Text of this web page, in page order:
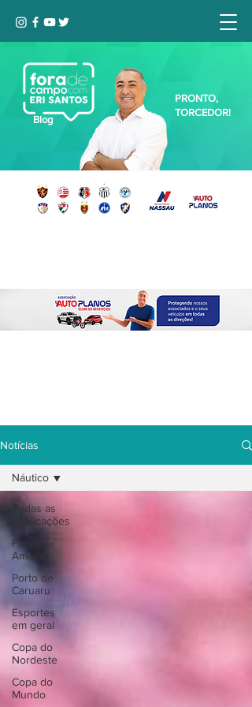
Blog
PRONTO,
TORCEDOR!
Notícias
Todas as
publicações
Futebol
Amador
Porto de
Caruaru
Esportes
em geral
Copa do
Nordeste
Copa do
Mundo
Náutico